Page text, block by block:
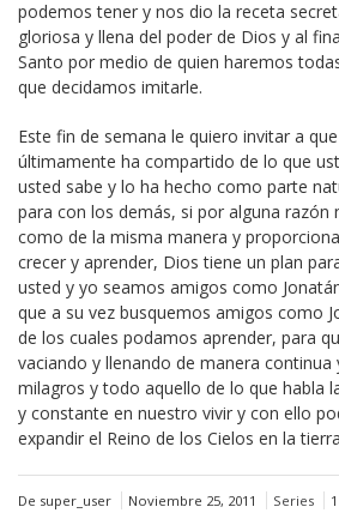
podemos tener y nos dio la receta
gloriosa y llena del poder de Dios y al
Santo por medio de quien haremos
que decidamos imitarle.
Este fin de semana le quiero invitar a
últimamente ha compartido de lo que
usted sabe y lo ha hecho como parte
para con los demás, si por alguna razón
como de la misma manera y
crecer y aprender, Dios tiene un plan
usted y yo seamos amigos como
que a su vez busquemos amigos como
de los cuales podamos aprender, para
vaciando y llenando de manera continua
milagros y todo aquello de lo que habla
y constante en nuestro vivir y con ello
expandir el Reino de los Cielos en la
De super_user Noviembre 25, 2011 Series